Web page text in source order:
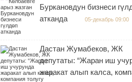
Буркановдун бизнеси
атканда
05-декабрь 09:00
Дастан Жумабеков, ЖК
депутаты: “Жаран иш
жаракат алып калса,